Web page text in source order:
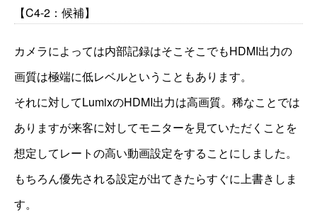
【C4-2：候補】
カメラによっては内部記録はそこそこでもHDMI出力の
画質は極端に低レベルということもあります。
それに対してLumixのHDMI出力は高画質。稀なことでは
ありますが来客に対してモニターを見ていただくことを
想定してレートの高い動画設定をすることにしました。
もちろん優先される設定が出てきたらすぐに上書きしま
す。